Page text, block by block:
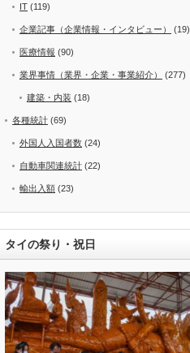
IT (119)
企業記事（企業情報・インタビュー） (19)
医療情報 (90)
業界事情（業界・企業・事業紹介） (277)
建築・内装 (18)
各種統計 (69)
外国人入国者数 (24)
自動車関連統計 (22)
輸出入額 (23)
タイの祭り・祝日